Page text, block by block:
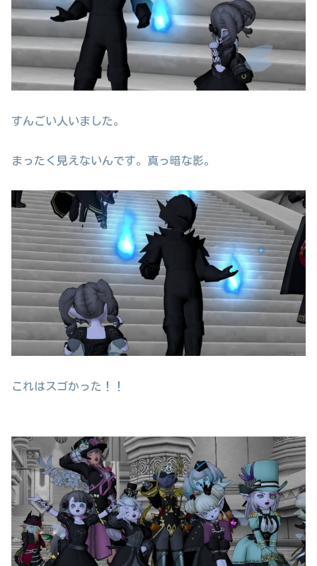
すんごい人いました。
まったく見えないんです。真っ暗な影。
これはスゴかった！！